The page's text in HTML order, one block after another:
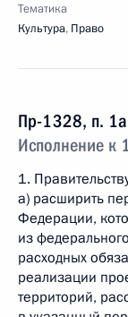
Тематика
Культура, Право
Пр-1328, п.
Исполнение к
1.
а) расширить
Федерации,
из
расходных
реализации
территорий,